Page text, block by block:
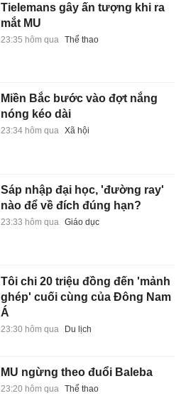
Tielemans gây ấn tượng khi ra
mắt MU
23:35 hôm qua Thể thao
Miền Bắc bước vào đợt nắng
nóng kéo dài
23:34 hôm qua Xã hội
Sáp nhập đại học, 'đường ray'
nào để về đích đúng hạn?
23:33 hôm qua Giáo dục
Tôi chi 20 triệu đồng đến 'mảnh
ghép' cuối cùng của Đông Nam
Á
23:30 hôm qua Du lịch
MU ngừng theo đuổi Baleba
23:20 hôm qua Thể thao